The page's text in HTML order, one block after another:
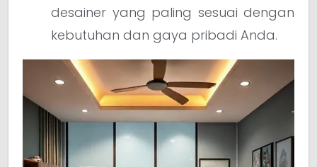
desainer yang paling sesuai dengan
kebutuhan dan gaya pribadi Anda.